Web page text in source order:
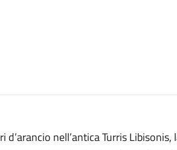
d’arancio nell’antica Turris